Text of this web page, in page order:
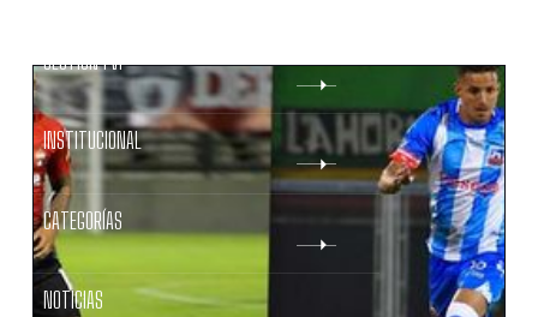
GESTIÓN FVF
INSTITUCIONAL
CATEGORÍAS
NOTICIAS